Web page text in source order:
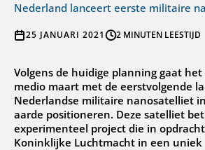
Nederland lanceert eerste militaire
25 JANUARI 2021 2 MINUTEN LEESTIJD
Volgens de huidige planning gaat
medio maart met de eerstvolgende
Nederlandse militaire nanosatelliet
aarde positioneren. Deze satelliet
experimenteel project die in
Koninklijke Luchtmacht in een uniek